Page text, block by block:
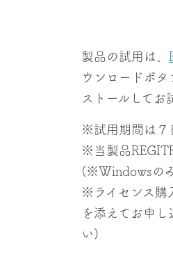
製品の試用は、
ウンロードボ
ストールしてお
※試用期間は７
※当製品
(※Windowsの
※ライセンス購
を添えてお申
い)